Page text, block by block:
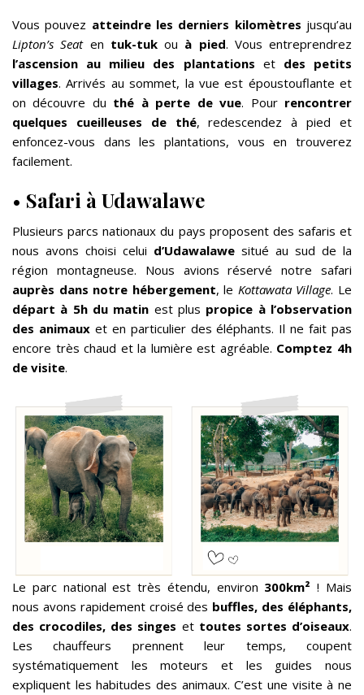
Vous pouvez atteindre les derniers kilomètres jusqu’au
Lipton’s Seaten tuk-tukou à pied. Vous entreprendrez
l’ascension au milieu des plantations etdes petits
villages. Arrivés au sommet, la vue est époustouflante et
on découvre du thé à perte de vue. Pour rencontrer
quelques cueilleuses de thé, redescendez à pied et
enfoncez-vous dans les plantations, vous en trouverez
facilement.
• Safari à Udawalawe
Plusieurs parcs nationaux du pays proposent des safaris et
nous avons choisi celui d’Udawalawe situé au sud de la
région montagneuse. Nous avions réservé notre safari
auprès dans notre hébergement, le Kottawata Village. Le
départ à 5h du matin est plus propice à l’observation
des animauxet en particulier des éléphants. Il ne fait pas
encore très chaud et la lumière est agréable. Comptez 4h
de visite.
Le parc national est très étendu, environ 300km² ! Mais
nous avons rapidement croisé des buffles, des éléphants,
des crocodiles, des singes ettoutes sortes d’oiseaux.
Les chauffeurs prennent leur temps, coupent
systématiquement les moteurs et les guides nous
expliquent les habitudes des animaux. C’est une visite à ne